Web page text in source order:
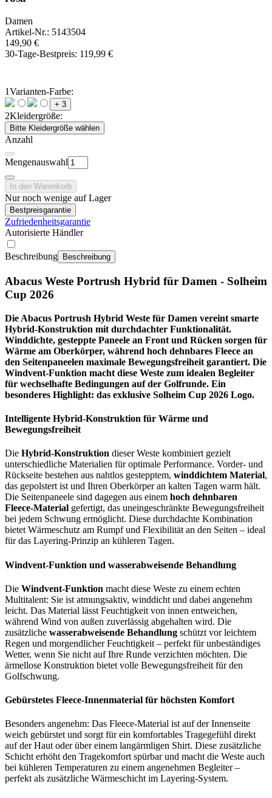
Damen
Artikel-Nr.: 5143504
149,90 €
30-Tage-Bestpreis: 119,99 €
1Varianten-Farbe:
+ 3
2Kleidergröße:
Bitte Kleidergröße wählen
Anzahl
Mengenauswahl
In den Warenkorb
Nur noch wenige auf Lager
Bestpreisgarantie
Zufriedenheitsgarantie
Autorisierte Händler
Beschreibung Beschreibung
Abacus Weste Portrush Hybrid für Damen - Solheim
Cup 2026
Die Abacus Portrush Hybrid Weste für Damen vereint smarte
Hybrid-Konstruktion mit durchdachter Funktionalität.
Winddichte, gesteppte Paneele an Front und Rücken sorgen für
Wärme am Oberkörper, während hoch dehnbares Fleece an
den Seitenpaneelen maximale Bewegungsfreiheit garantiert. Die
Windvent-Funktion macht diese Weste zum idealen Begleiter
für wechselhafte Bedingungen auf der Golfrunde. Ein
besonderes Highlight: das exklusive Solheim Cup 2026 Logo.
Intelligente Hybrid-Konstruktion für Wärme und
Bewegungsfreiheit
Die Hybrid-Konstruktion dieser Weste kombiniert gezielt
unterschiedliche Materialien für optimale Performance. Vorder- und
Rückseite bestehen aus nahtlos gestepptem, winddichtem Material,
das gepolstert ist und Ihren Oberkörper an kalten Tagen warm hält.
Die Seitenpaneele sind dagegen aus einem hoch dehnbaren
Fleece-Material gefertigt, das uneingeschränkte Bewegungsfreiheit
bei jedem Schwung ermöglicht. Diese durchdachte Kombination
bietet Wärmeschutz am Rumpf und Flexibilität an den Seiten – ideal
für das Layering-Prinzip an kühleren Tagen.
Windvent-Funktion und wasserabweisende Behandlung
Die Windvent-Funktion macht diese Weste zu einem echten
Multitalent: Sie ist atmungsaktiv, winddicht und dabei angenehm
leicht. Das Material lässt Feuchtigkeit von innen entweichen,
während Wind von außen zuverlässig abgehalten wird. Die
zusätzliche wasserabweisende Behandlung schützt vor leichtem
Regen und morgendlicher Feuchtigkeit – perfekt für unbeständiges
Wetter, wenn Sie nicht auf Ihre Runde verzichten möchten. Die
ärmellose Konstruktion bietet volle Bewegungsfreiheit für den
Golfschwung.
Gebürstetes Fleece-Innenmaterial für höchsten Komfort
Besonders angenehm: Das Fleece-Material ist auf der Innenseite
weich gebürstet und sorgt für ein komfortables Tragegefühl direkt
auf der Haut oder über einem langärmligen Shirt. Diese zusätzliche
Schicht erhöht den Tragekomfort spürbar und macht die Weste auch
bei kühleren Temperaturen zu einem angenehmen Begleiter –
perfekt als zusätzliche Wärmeschicht im Layering-System.